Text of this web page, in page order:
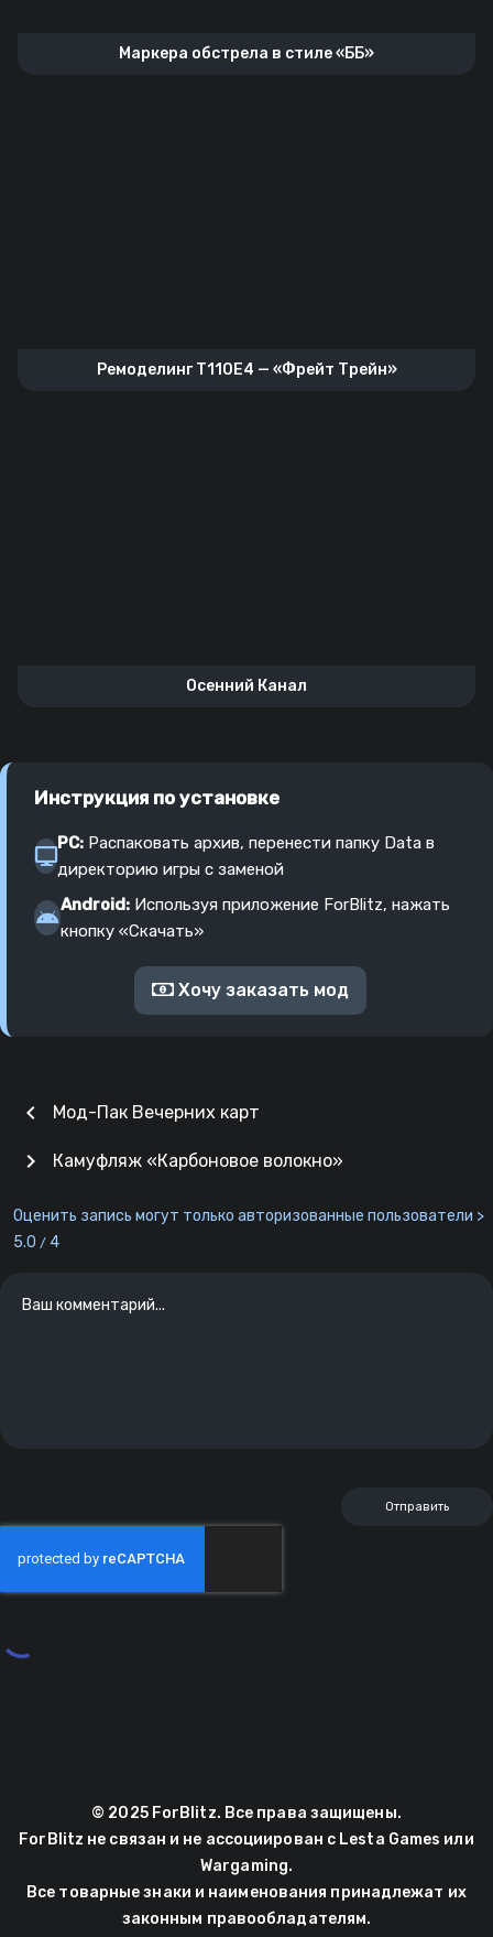
Маркера обстрела в стиле «ББ»
Ремоделинг T110E4 — «Фрейт Трейн»
Осенний Канал
Инструкция по установке
PC: Распаковать архив, перенести папку Data в
директорию игры с заменой
Android: Используя приложение ForBlitz, нажать
кнопку «Скачать»
Хочу заказать мод
chevron_left Мод-Пак Вечерних карт
Камуфляж «Карбоновое волокно»
chevron_right
Оценить запись могут только авторизованные пользователи >
5.0 / 4
© 2025 ForBlitz. Все права защищены.
ForBlitz не связан и не ассоциирован с Lesta Games или
Wargaming.
Все товарные знаки и наименования принадлежат их
законным правообладателям.